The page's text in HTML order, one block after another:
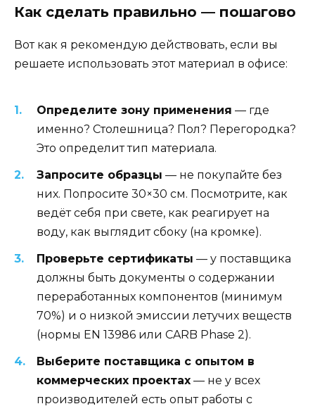
Как сделать правильно — пошагово
Вот как я рекомендую действовать, если вы
решаете использовать этот материал в офисе:
Определите зону применения — где
именно? Столешница? Пол? Перегородка?
Это определит тип материала.
Запросите образцы — не покупайте без
них. Попросите 30×30 см. Посмотрите, как
ведёт себя при свете, как реагирует на
воду, как выглядит сбоку (на кромке).
Проверьте сертификаты — у поставщика
должны быть документы о содержании
переработанных компонентов (минимум
70%) и о низкой эмиссии летучих веществ
(нормы EN 13986 или CARB Phase 2).
Выберите поставщика с опытом в
коммерческих проектах — не у всех
производителей есть опыт работы с